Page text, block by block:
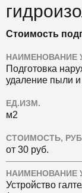
Стоимость
НАИМЕНОВАНИЕ
Подготовка
удаление пыли и
ЕД.ИЗМ.
м2
СТОИМОСТЬ,
от 30 руб.
НАИМЕНОВАНИЕ
Устройство